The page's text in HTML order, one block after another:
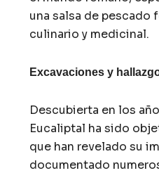
una salsa de pescado
culinario y medicinal.
Excavaciones y
Descubierta en los
Eucaliptal ha sido
que han revelado su
documentado